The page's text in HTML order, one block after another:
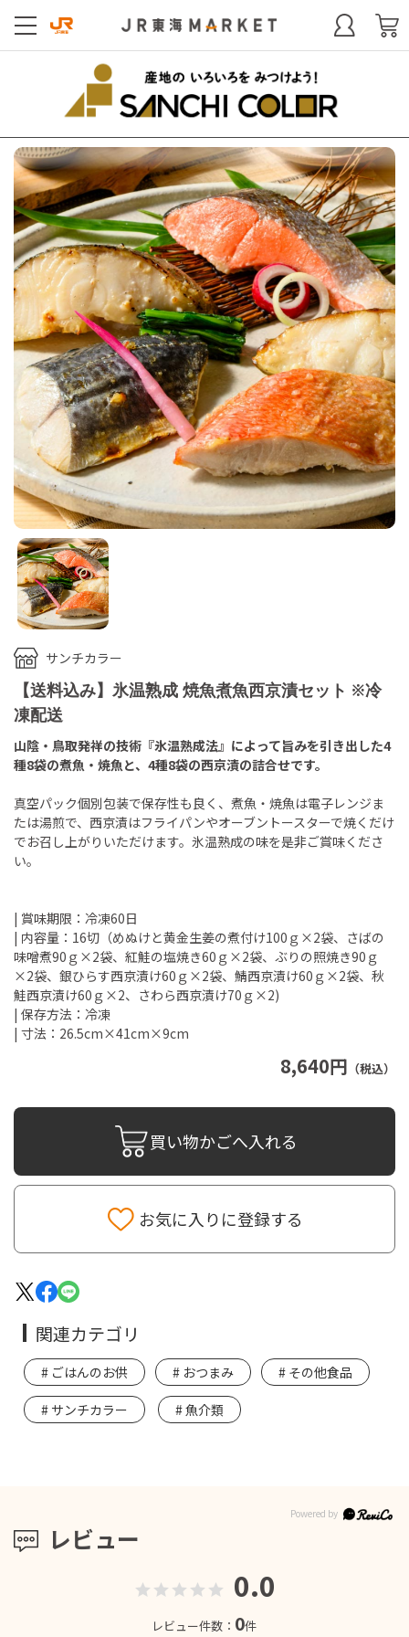
サンチカラー
【送料込み】氷温熟成 焼魚煮魚西京漬セット ※冷
凍配送
8,640円 （税込）
山陰・鳥取発祥の技術『氷温熟成法』によって旨みを引き出した4
種8袋の煮魚・焼魚と、4種8袋の西京漬の詰合せです。
真空パック個別包装で保存性も良く、煮魚・焼魚は電子レンジま
たは湯煎で、西京漬はフライパンやオーブントースターで焼くだけ
でお召し上がりいただけます。氷温熟成の味を是非ご賞味くださ
い。
| 賞味期限：冷凍60日
| 内容量：16切（めぬけと黄金生姜の煮付け100ｇ×2袋、さばの
味噌煮90ｇ×2袋、紅鮭の塩焼き60ｇ×2袋、ぶりの照焼き90ｇ
×2袋、銀ひらす西京漬け60ｇ×2袋、鯖西京漬け60ｇ×2袋、秋
鮭西京漬け60ｇ×2、さわら西京漬け70ｇ×2)
| 保存方法：冷凍
| 寸法：26.5cm×41cm×9cm
買い物かごへ入れる
お気に入りに登録する
レビュー
0.0
レビュー件数： 0件
関連カテゴリ
ごはんのお供 おつまみ その他食品
サンチカラー 魚介類